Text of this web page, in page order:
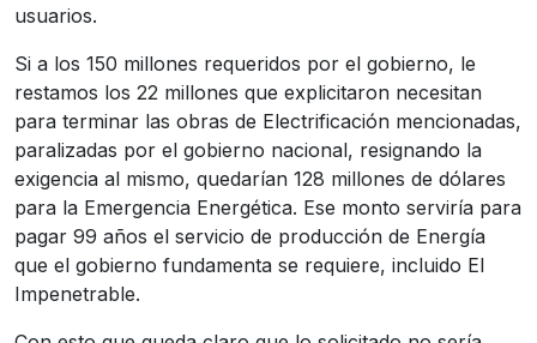
usuarios.
Si a los 150 millones requeridos por el gobierno, le
restamos los 22 millones que explicitaron necesitan
para terminar las obras de Electrificación mencionadas,
paralizadas por el gobierno nacional, resignando la
exigencia al mismo, quedarían 128 millones de dólares
para la Emergencia Energética. Ese monto serviría para
pagar 99 años el servicio de producción de Energía
que el gobierno fundamenta se requiere, incluido El
Impenetrable.